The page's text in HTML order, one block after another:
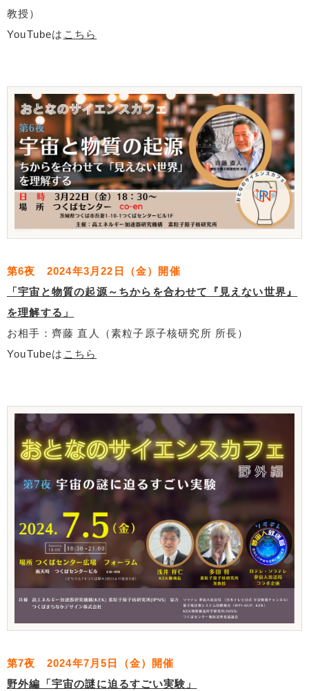
教授）
YouTubeは こちら
第6夜 2024年3月22日（金）開催
「宇宙と物質の起源～ちからを合わせて『見えない世界』
を理解する」
お相手：齊藤 直人（素粒子原子核研究所 所長）
YouTubeは こちら
第7夜 2024年7月5日（金）開催
野外編「宇宙の謎に迫るすごい実験」